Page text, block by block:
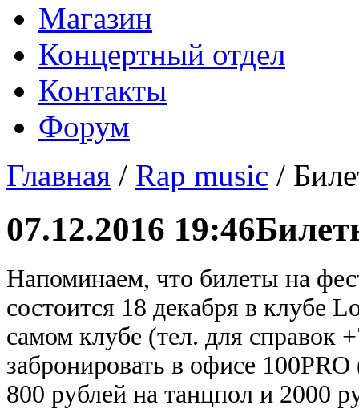
Магазин
Концертный отдел
Контакты
Форум
Главная / Rap music /
07.12.2016 19:46
Напоминаем, что билеты на
состоится 18 декабря в клубе
самом клубе (тел. для справок
забронировать в офисе
800 рублей на танцпол и 2000